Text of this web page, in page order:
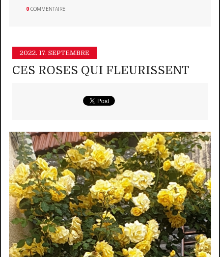
0 COMMENTAIRE
2022. 17. SEPTEMBRE
CES ROSES QUI FLEURISSENT